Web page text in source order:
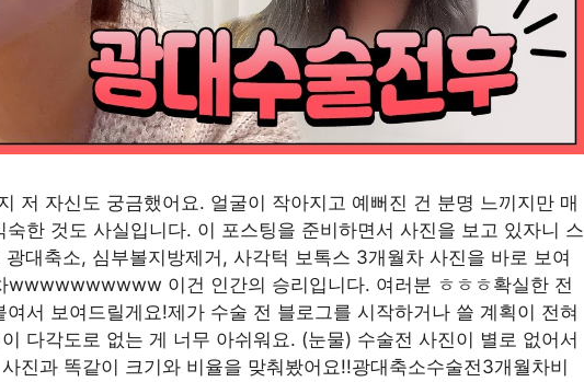
저 자신도 궁금했어요. 얼굴이 작아지고 예뻐진 건 분명 느끼지만 매
한 것도 사실입니다. 이 포스팅을 준비하면서 사진을 보고 있자니 스
광대축소, 심부볼지방제거, 사각턱 보톡스 3개월차 사진을 바로 보여
wwwwwwwwww 이건 인간의 승리입니다. 여러분 ㅎㅎㅎ확실한 전
서 보여드릴게요!제가 수술 전 블로그를 시작하거나 쓸 계획이 전혀
다각도로 없는 게 너무 아쉬워요. (눈물) 수술전 사진이 별로 없어서
진과 똑같이 크기와 비율을 맞춰봤어요!!광대축소수술전3개월차비